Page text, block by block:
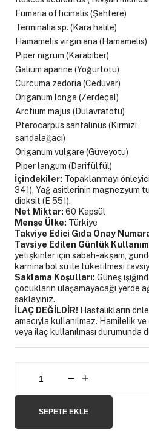
Fumaria officinalis (Şahtere)
Terminalia sp. (Kara halile)
Hamamelis virginiana (Hamamelis)
Piper nigrum (Karabiber)
Galium aparine (Yoğurtotu)
Curcuma zedoria (Ceduvar)
Origanum longa (Zerdeçal)
Arctium majus (Dulavratotu)
Pterocarpus santalinus (Kırmızı
sandalağacı)
Origanum vulgare (Güveyotu)
Piper langum (Darifülfül)
İçindekiler: Topaklanmayı
341), Yağ asitlerinin magnezyum
dioksit (E 551).
Net Miktar: 60 Kapsül
Menşe Ülke: Türkiye
Takviye Edici Gıda Onay
Tavsiye Edilen Günlük
yetişkinler için sabah-akşam,
karnına bol su ile tüketilmesi
Saklama Koşulları: Güneş
çocukların ulaşamayacağı yerde
saklayınız.
İLAÇ DEĞİLDİR! Hastalıkların
amacıyla kullanılmaz. Hamilelik
veya ilaç kullanılması durumunda
SEPETE EKLE